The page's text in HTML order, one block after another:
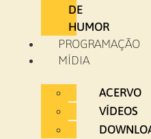
DE
HUMOR
PROGRAMAÇÃO
MÍDIA
ACERVO
VÍDEOS